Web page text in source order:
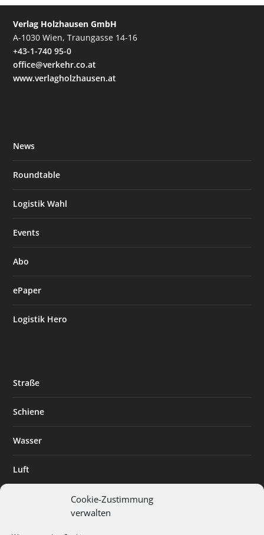
Cookie-Zustimmung
verwalten
Verlag Holzhausen GmbH
A-1030 Wien, Traungasse 14-16
+43-1-740 95-0
office@verkehr.co.at
www.verlagholzhausen.at
News
Roundtable
Logistik Wahl
Events
Abo
ePaper
Logistik Hero
Straße
Schiene
Wasser
Luft